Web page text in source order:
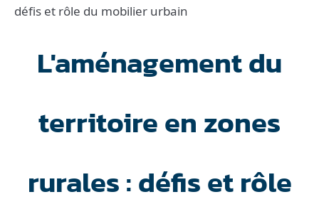
défis et rôle du mobilier urbain
L'aménagement du
territoire en zones
rurales : défis et rôle